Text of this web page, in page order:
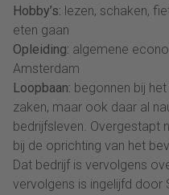
Hobby’s: lezen, schaken,
eten gaan
Opleiding: algemene
Amsterdam
Loopbaan: begonnen bij
zaken, maar ook daar al
bedrijfsleven. Overgestapt
bij de oprichting van het
Dat bedrijf is vervolgens
vervolgens is ingelijfd door